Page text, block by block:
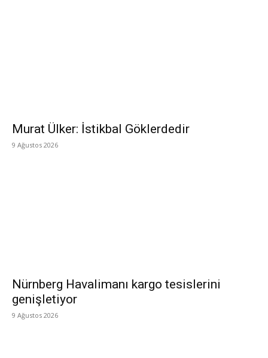
Murat Ülker: İstikbal Göklerdedir
9 Ağustos 2026
Nürnberg Havalimanı kargo tesislerini
genişletiyor
9 Ağustos 2026